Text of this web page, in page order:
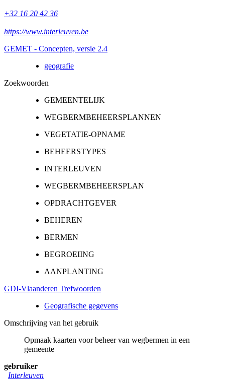
+32 16 20 42 36
https://www.interleuven.be
GEMET - Concepten, versie 2.4
geografie
Zoekwoorden
GEMEENTELIJK
WEGBERMBEHEERSPLANNEN
VEGETATIE-OPNAME
BEHEERSTYPES
INTERLEUVEN
WEGBERMBEHEERSPLAN
OPDRACHTGEVER
BEHEREN
BERMEN
BEGROEIING
AANPLANTING
GDI-Vlaanderen Trefwoorden
Geografische gegevens
Omschrijving van het gebruik
Opmaak kaarten voor beheer van wegbermen in een
gemeente
gebruiker
Interleuven